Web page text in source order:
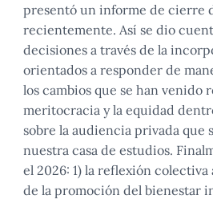
presentó un informe de cierre
recientemente. Así se dio
decisiones a través de la
orientados a responder de
los cambios que se han venido
meritocracia y la equidad
sobre la audiencia privada que
nuestra casa de estudios.
el 2026: 1) la reflexión
de la promoción del bienestar